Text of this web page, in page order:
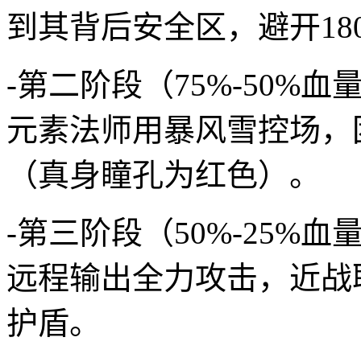
到其背后安全区，避开
-第二阶段（75%-50%血
元素法师用暴风雪控场
（真身瞳孔为红色）。
-第三阶段（50%-25%血
远程输出全力攻击，近
护盾。